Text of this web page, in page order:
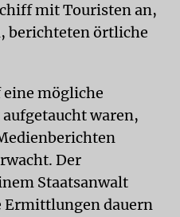
mit Touristen an,
berichteten örtliche
eine mögliche
waren,
Der
Staatsanwalt
Ermittlungen dauern